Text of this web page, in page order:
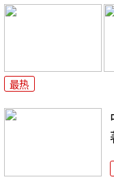
最热